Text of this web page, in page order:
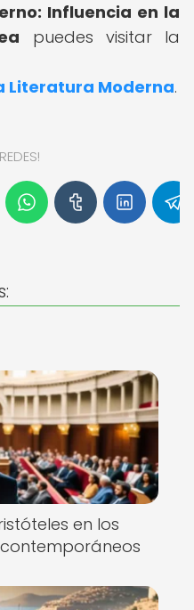
Influencia en la
puedes visitar la
Literatura Moderna.
en los